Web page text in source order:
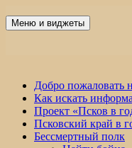
Победа 60
Меню и виджеты
Добро пожаловать
Как искать
Проект «Псков в
Псковский край в
Бессмертный полк